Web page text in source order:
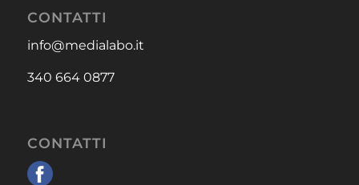
CONTATTI
info@medialabo.it
340 664 0877
CONTATTI